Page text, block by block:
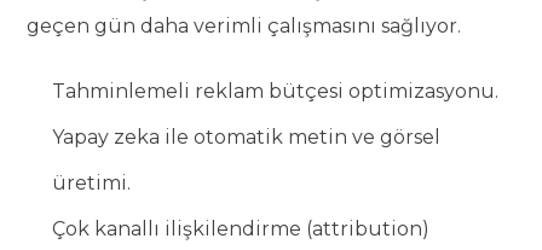
geçen gün daha verimli çalışmasını sağlıyor.
Tahminlemeli reklam bütçesi optimizasyonu.
Yapay zeka ile otomatik metin ve görsel
üretimi.
Çok kanallı ilişkilendirme (attribution)